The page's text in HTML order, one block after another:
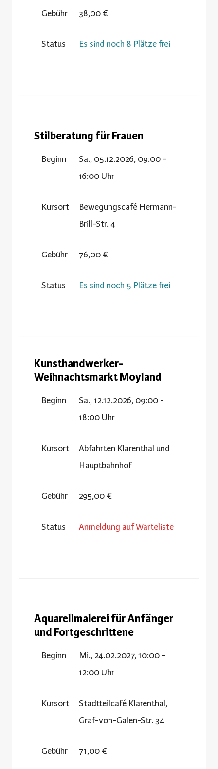
Gebühr 38,00 €
Status Es sind noch 8 Plätze frei
Stilberatung für Frauen
Beginn
Sa., 05.12.2026, 09:00 -
16:00 Uhr
Kursort
Bewegungscafé Hermann-
Brill-Str. 4
Gebühr 76,00 €
Status Es sind noch 5 Plätze frei
Kunsthandwerker-
Weihnachtsmarkt Moyland
Beginn
Sa., 12.12.2026, 09:00 -
18:00 Uhr
Kursort
Abfahrten Klarenthal und
Hauptbahnhof
Gebühr 295,00 €
Status Anmeldung auf Warteliste
Aquarellmalerei für Anfänger
und Fortgeschrittene
Beginn
Mi., 24.02.2027, 10:00 -
12:00 Uhr
Kursort
Stadtteilcafé Klarenthal,
Graf-von-Galen-Str. 34
Gebühr 71,00 €